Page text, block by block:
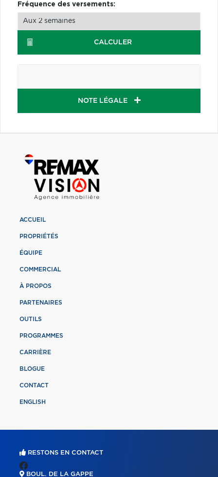
Fréquence des versements:
CALCULER
NOTE LÉGALE
ACCUEIL
PROPRIÉTÉS
ÉQUIPE
COMMERCIAL
À PROPOS
PARTENAIRES
OUTILS
PROGRAMMES
CARRIÈRE
BLOGUE
CONTACT
ENGLISH
RESTONS EN CONTACT
BOUL. DE LA GAPPE